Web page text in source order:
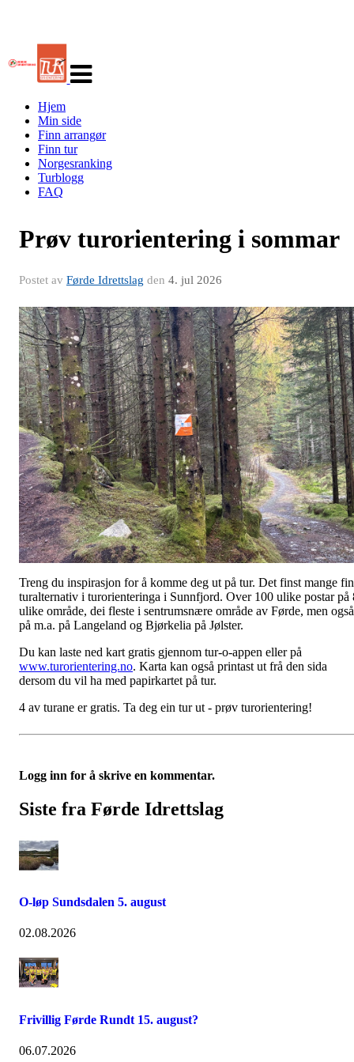
navigasjon
Hjem
Min side
Finn arrangør
Finn tur
Norgesranking
Turblogg
FAQ
Prøv turorientering i sommar
Postet av Førde Idrettslag den 4. jul 2026
Treng du inspirasjon for å komme deg ut på tur. Det finst mange
turalternativ i turorienteringa i Sunnfjord. Over 100 ulike postar på
ulike område, dei fleste i sentrumsnære område av Førde, men også
på m.a. på Langeland og Bjørkelia på Jølster.
Du kan laste ned kart gratis gjennom tur-o-appen eller på
www.turorientering.no. Karta kan også printast ut frå den sida
dersom du vil ha med papirkartet på tur.
4 av turane er gratis. Ta deg ein tur ut - prøv turorientering!
Logg inn for å skrive en kommentar.
Siste fra Førde Idrettslag
O-løp Sundsdalen 5. august
02.08.2026
Frivillig Førde Rundt 15. august?
06.07.2026